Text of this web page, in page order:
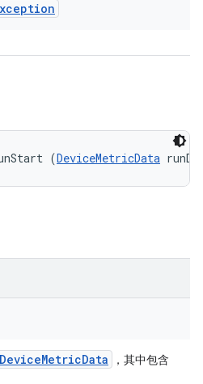
(DeviceMetricData
DeviceMetricData
，其中包含